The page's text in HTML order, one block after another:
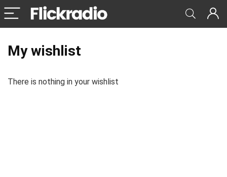
My wishlist
There is nothing in your wishlist